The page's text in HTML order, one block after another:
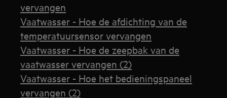
vervangen
Vaatwasser - Hoe de afdichting van de
temperatuursensor vervangen
Vaatwasser - Hoe de zeepbak van de
vaatwasser vervangen (2)
Vaatwasser - Hoe het bedieningspaneel
vervangen (2)